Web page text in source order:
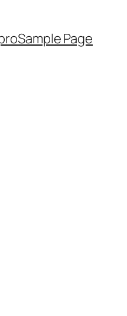
Sample Page